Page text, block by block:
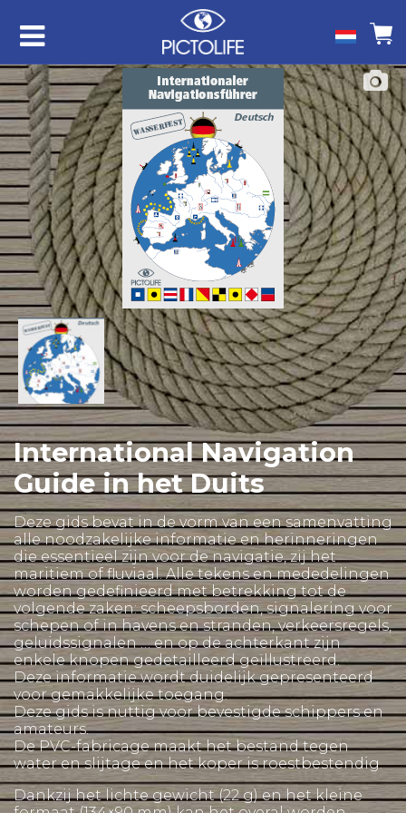
International Navigation
Guide in het Duits
Deze gids bevat in de vorm van een samenvatting
alle noodzakelijke informatie en herinneringen
die essentieel zijn voor de navigatie, zij het
maritiem of fluviaal. Alle tekens en mededelingen
worden gedefinieerd met betrekking tot de
volgende zaken: scheepsborden, signalering voor
schepen of in havens en stranden, verkeersregels,
geluidssignalen … en op de achterkant zijn
enkele knopen gedetailleerd geïllustreerd.
Deze informatie wordt duidelijk gepresenteerd
voor gemakkelijke toegang.
Deze gids is nuttig voor bevestigde schippers en
amateurs.
De PVC-fabricage maakt het bestand tegen
water en slijtage en het koper is roestbestendig.
Dankzij het lichte gewicht (22 g) en het kleine